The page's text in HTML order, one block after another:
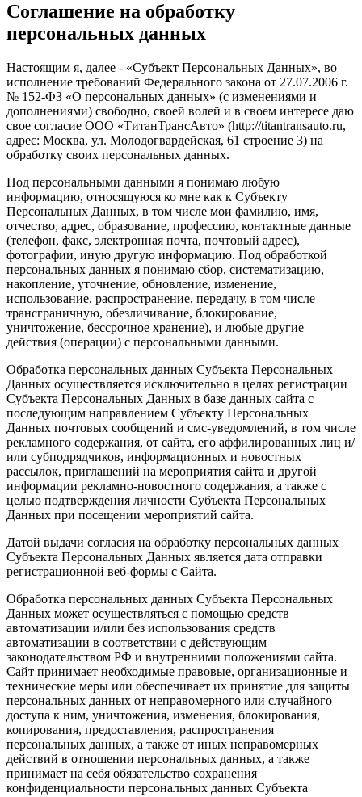
Соглашение на обработку
персональных данных
Настоящим я, далее - «Субъект Персональных Данных», во
исполнение требований Федерального закона от 27.07.2006 г.
№ 152-ФЗ «О персональных данных» (с изменениями и
дополнениями) свободно, своей волей и в своем интересе даю
свое согласие ООО «ТитанТрансАвто» (http://titantransauto.ru,
адрес: Москва, ул. Молодогвардейская, 61 строение 3) на
обработку своих персональных данных.
Под персональными данными я понимаю любую
информацию, относящуюся ко мне как к Субъекту
Персональных Данных, в том числе мои фамилию, имя,
отчество, адрес, образование, профессию, контактные данные
(телефон, факс, электронная почта, почтовый адрес),
фотографии, иную другую информацию. Под обработкой
персональных данных я понимаю сбор, систематизацию,
накопление, уточнение, обновление, изменение,
использование, распространение, передачу, в том числе
трансграничную, обезличивание, блокирование,
уничтожение, бессрочное хранение), и любые другие
действия (операции) с персональными данными.
Обработка персональных данных Субъекта Персональных
Данных осуществляется исключительно в целях регистрации
Субъекта Персональных Данных в базе данных сайта с
последующим направлением Субъекту Персональных
Данных почтовых сообщений и смс-уведомлений, в том числе
рекламного содержания, от сайта, его аффилированных лиц и/
или субподрядчиков, информационных и новостных
рассылок, приглашений на мероприятия сайта и другой
информации рекламно-новостного содержания, а также с
целью подтверждения личности Субъекта Персональных
Данных при посещении мероприятий сайта.
Датой выдачи согласия на обработку персональных данных
Субъекта Персональных Данных является дата отправки
регистрационной веб-формы с Сайта.
Обработка персональных данных Субъекта Персональных
Данных может осуществляться с помощью средств
автоматизации и/или без использования средств
автоматизации в соответствии с действующим
законодательством РФ и внутренними положениями сайта.
Сайт принимает необходимые правовые, организационные и
технические меры или обеспечивает их принятие для защиты
персональных данных от неправомерного или случайного
доступа к ним, уничтожения, изменения, блокирования,
копирования, предоставления, распространения
персональных данных, а также от иных неправомерных
действий в отношении персональных данных, а также
принимает на себя обязательство сохранения
конфиденциальности персональных данных Субъекта